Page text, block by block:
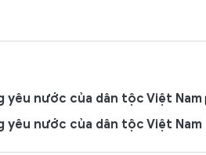
yêu nước của dân tộc Việt Nam
nước của dân tộc Việt Nam